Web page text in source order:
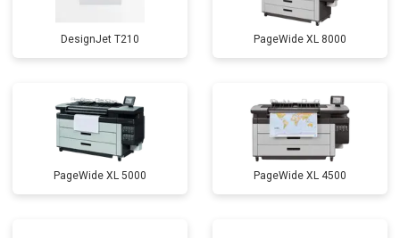
DesignJet T210 PageWide XL 8000
PageWide XL 5000 PageWide XL 4500